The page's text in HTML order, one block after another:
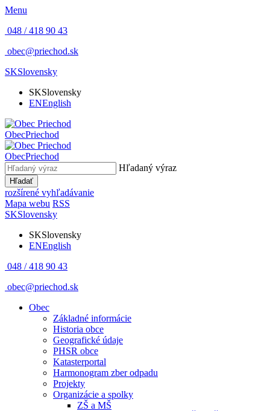
Menu
048 / 418 90 43
obec@priechod.sk
SKSlovensky
SKSlovensky
ENEnglish
ObecPriechod
ObecPriechod
Hľadaný výraz
Hľadať
rozšírené vyhľadávanie
Mapa webu RSS
SKSlovensky
SKSlovensky
ENEnglish
048 / 418 90 43
obec@priechod.sk
Obec
Základné informácie
Historia obce
Geografické údaje
PHSR obce
Katasterportal
Harmonogram zber odpadu
Projekty
Organizácie a spolky
ZŠ a MŠ